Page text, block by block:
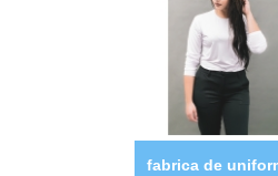
fabrica de